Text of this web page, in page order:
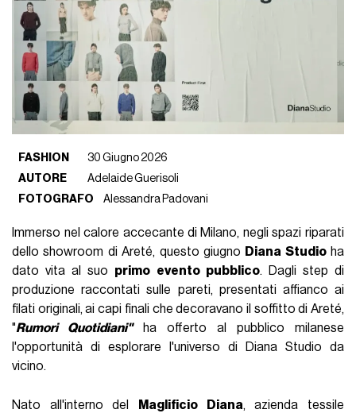
FASHION
30 Giugno 2026
AUTORE
Adelaide Guerisoli
FOTOGRAFO
Alessandra Padovani
Immerso nel calore accecante di Milano, negli spazi riparati
dello showroom di Areté, questo giugno Diana Studioha
dato vita al suo primo evento pubblico. Dagli step di
produzione raccontati sulle pareti, presentati affianco ai
filati originali, ai capi finali che decoravano il soffitto di Areté,
"Rumori Quotidiani"ha offerto al pubblico milanese
l'opportunità di esplorare l'universo di Diana Studio da
vicino.
Nato all'interno del Maglificio Diana, azienda tessile